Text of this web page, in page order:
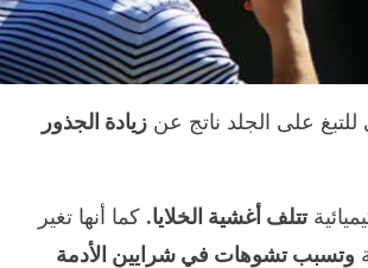
للتبغ على الجلد ناتج عن زيادة الجذور
تتلف أغشية الخلايا. كما أنها تغير
وتسبب تشوهات في شرايين الأدمة